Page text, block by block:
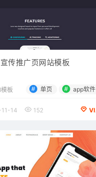
传推广页网站模板
板 # 单页 # app软件
14 152 VIP会员专享